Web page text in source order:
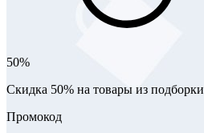
50%
Скидка 50% на товары из подборки
Промокод